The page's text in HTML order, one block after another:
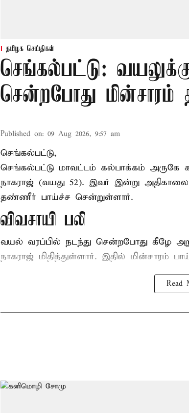
தமிழக செய்திகள்
செங்கல்பட்டு:
சென்றபோது மின்சாரம்
Published on: 09 Aug 2026, 9:57 am
செங்கல்பட்டு,
செங்கல்பட்டு மாவட்டம் கல்பாக்கம் அருகே
நாகராஜ் (வயது 52). இவர் இன்று
தண்ணீர் பாய்ச்ச சென்றுள்ளார்.
விவசாயி பலி
வயல் வரப்பில் நடந்து சென்றபோது கீழே
நாகராஜ் மிதித்துள்ளார். இதில் மின்சாரம்
Read